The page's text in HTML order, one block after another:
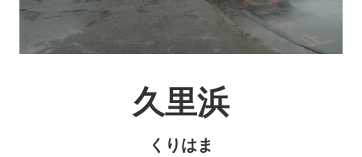
久里浜
くりはま